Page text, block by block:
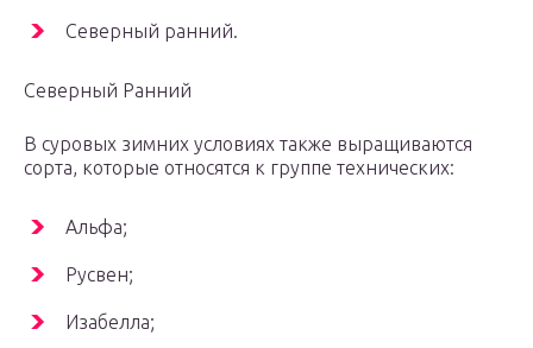
Северный ранний.
Северный Ранний
В суровых зимних условиях также выращиваются
сорта, которые относятся к группе технических:
Альфа;
Русвен;
Изабелла;